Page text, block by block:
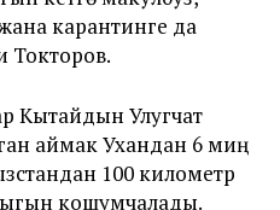
карантинге да
Токторов.
Кытайдын Улугчат
аймак Ухандан 6 миң
100 километр
кошумчалады.